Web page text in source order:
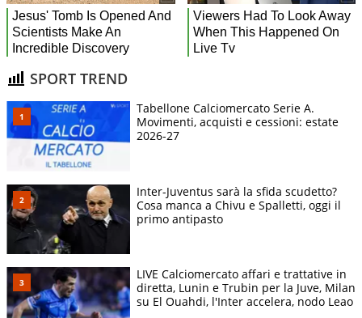
SPORT TREND
Tabellone Calciomercato Serie A.
Movimenti, acquisti e cessioni: estate
2026-27
Inter-Juventus sarà la sfida scudetto?
Cosa manca a Chivu e Spalletti, oggi il
primo antipasto
LIVE Calciomercato affari e trattative in
diretta, Lunin e Trubin per la Juve, Milan
su El Ouahdi, l'Inter accelera, nodo Leao